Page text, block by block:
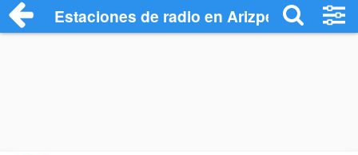
Estaciones de radio en Arizpe -